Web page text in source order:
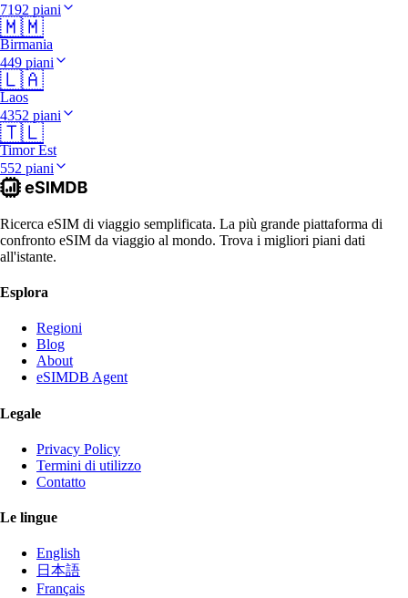
7192 piani
🇲🇲
Birmania
449 piani
🇱🇦
Laos
4352 piani
🇹🇱
Timor Est
552 piani
Ricerca eSIM di viaggio semplificata. La più grande piattaforma di
confronto eSIM da viaggio al mondo. Trova i migliori piani dati
all'istante.
Esplora
Regioni
Blog
About
eSIMDB Agent
Legale
Privacy Policy
Termini di utilizzo
Contatto
Le lingue
English
日本語
Français